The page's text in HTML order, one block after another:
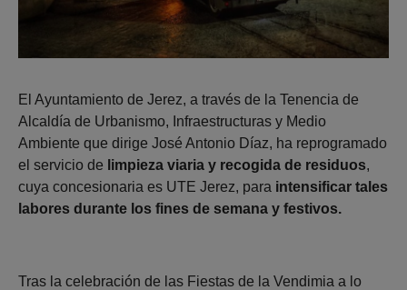
El Ayuntamiento de Jerez, a través de la Tenencia de
Alcaldía de Urbanismo, Infraestructuras y Medio
Ambiente que dirige José Antonio Díaz, ha reprogramado
el servicio de limpieza viaria y recogida de residuos,
cuya concesionaria es UTE Jerez, para intensificar tales
labores durante los fines de semana y festivos.
Tras la celebración de las Fiestas de la Vendimia a lo